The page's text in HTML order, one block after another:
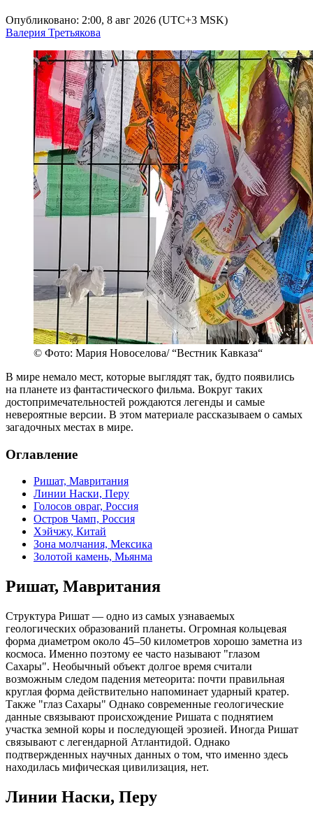
Опубликовано: 2:00, 8 авг 2026 (UTC+3 MSK)
Валерия Третьякова
© Фото: Мария Новоселова/ “Вестник Кавказа“
В мире немало мест, которые выглядят так, будто появились
на планете из фантастического фильма. Вокруг таких
достопримечательностей рождаются легенды и самые
невероятные версии. В этом материале рассказываем о самых
загадочных местах в мире.
Оглавление
Ришат, Мавритания
Линии Наски, Перу
Голосов овраг, Россия
Остров Чамп, Россия
Хэйчжу, Китай
Зона молчания, Мексика
Золотой камень, Мьянма
Ришат, Мавритания
Структура Ришат — одно из самых узнаваемых
геологических образований планеты. Огромная кольцевая
форма диаметром около 45–50 километров хорошо заметна из
космоса. Именно поэтому ее часто называют "глазом
Сахары". Необычный объект долгое время считали
возможным следом падения метеорита: почти правильная
круглая форма действительно напоминает ударный кратер.
Также "глаз Сахары" Однако современные геологические
данные связывают происхождение Ришата с поднятием
участка земной коры и последующей эрозией. Иногда Ришат
связывают с легендарной Атлантидой. Однако
подтвержденных научных данных о том, что именно здесь
находилась мифическая цивилизация, нет.
Линии Наски, Перу